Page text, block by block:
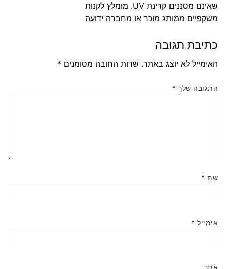
שאינם מסננים קרינת UV. מומלץ לקנות
משקפיים ממותג מוכר או מחברה ידועה
כתיבת תגובה
האימייל לא יוצג באתר. שדות החובה מסומנים *
התגובה שלך *
שם *
אימייל *